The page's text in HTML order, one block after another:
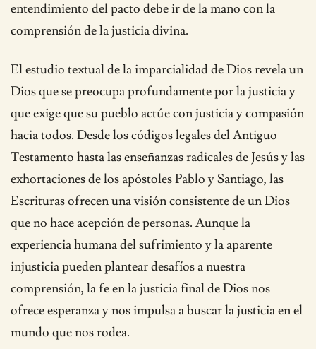
entendimiento del pacto debe ir de la mano con la
comprensión de la justicia divina.
El estudio textual de la imparcialidad de Dios revela un
Dios que se preocupa profundamente por la justicia y
que exige que su pueblo actúe con justicia y compasión
hacia todos. Desde los códigos legales del Antiguo
Testamento hasta las enseñanzas radicales de Jesús y las
exhortaciones de los apóstoles Pablo y Santiago, las
Escrituras ofrecen una visión consistente de un Dios
que no hace acepción de personas. Aunque la
experiencia humana del sufrimiento y la aparente
injusticia pueden plantear desafíos a nuestra
comprensión, la fe en la justicia final de Dios nos
ofrece esperanza y nos impulsa a buscar la justicia en el
mundo que nos rodea.